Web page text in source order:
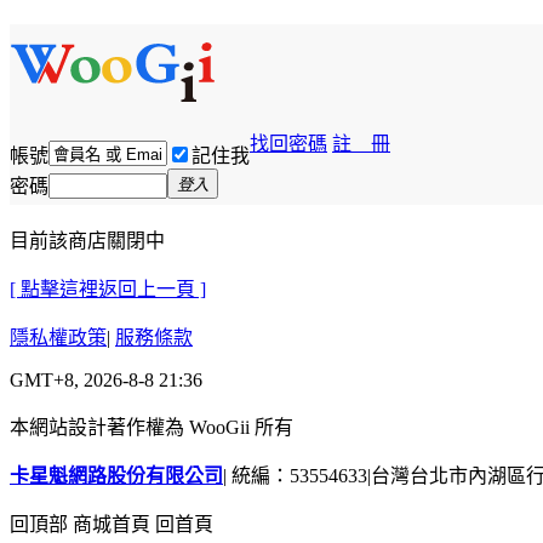
帳號 記住我
找回密碼 註 冊
密碼 登入
目前該商店關閉中
[ 點擊這裡返回上一頁 ]
隱私權政策| 服務條款
GMT+8, 2026-8-8 21:36
本網站設計著作權為 WooGii 所有
卡星魁網路股份有限公司 | 統編：53554633|台灣台北市內湖區
回頂部 商城首頁 回首頁